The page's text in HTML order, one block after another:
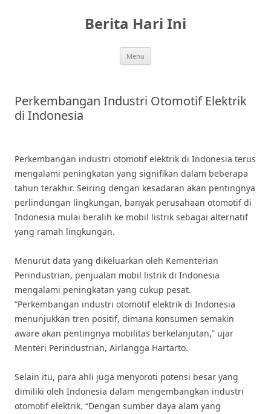
Berita Hari Ini
Menu
Perkembangan Industri Otomotif Elektrik
di Indonesia
Perkembangan industri otomotif elektrik di Indonesia terus
mengalami peningkatan yang signifikan dalam beberapa
tahun terakhir. Seiring dengan kesadaran akan pentingnya
perlindungan lingkungan, banyak perusahaan otomotif di
Indonesia mulai beralih ke mobil listrik sebagai alternatif
yang ramah lingkungan.
Menurut data yang dikeluarkan oleh Kementerian
Perindustrian, penjualan mobil listrik di Indonesia
mengalami peningkatan yang cukup pesat.
“Perkembangan industri otomotif elektrik di Indonesia
menunjukkan tren positif, dimana konsumen semakin
aware akan pentingnya mobilitas berkelanjutan,” ujar
Menteri Perindustrian, Airlangga Hartarto.
Selain itu, para ahli juga menyoroti potensi besar yang
dimiliki oleh Indonesia dalam mengembangkan industri
otomotif elektrik. “Dengan sumber daya alam yang